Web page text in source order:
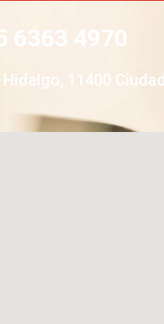
6363 4970
11400 Ciudad